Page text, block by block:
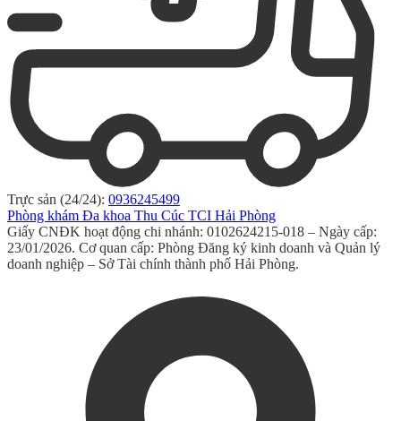
Trực sản (24/24): 0936245499
Phòng khám Đa khoa Thu Cúc TCI Hải Phòng
Giấy CNĐK hoạt động chi nhánh: 0102624215-018 – Ngày cấp:
23/01/2026. Cơ quan cấp: Phòng Đăng ký kinh doanh và Quản lý
doanh nghiệp – Sở Tài chính thành phố Hải Phòng.